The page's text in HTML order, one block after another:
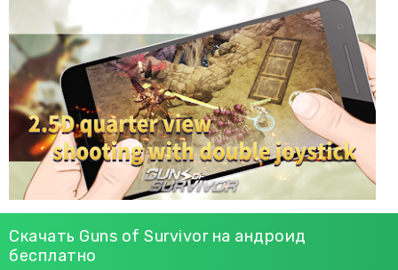
Скачать Guns of Survivor на андроид
бесплатно